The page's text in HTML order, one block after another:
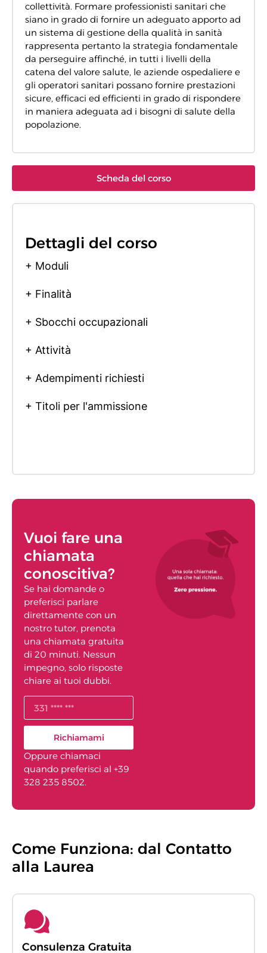
collettività. Formare professionisti sanitari che
siano in grado di fornire un adeguato apporto ad
un sistema di gestione della qualità in sanità
rappresenta pertanto la strategia fondamentale
da perseguire affinché, in tutti i livelli della
catena del valore salute, le aziende ospedaliere e
gli operatori sanitari possano fornire prestazioni
sicure, efficaci ed efficienti in grado di rispondere
in maniera adeguata ad i bisogni di salute della
popolazione.
Scheda del corso
Dettagli del corso
+ Moduli
+ Finalità
+ Sbocchi occupazionali
+ Attività
+ Adempimenti richiesti
+ Titoli per l'ammissione
Vuoi fare una
chiamata
conoscitiva?
Se hai domande o
preferisci parlare
direttamente con un
nostro tutor, prenota
una chiamata gratuita
di 20 minuti. Nessun
impegno, solo risposte
chiare ai tuoi dubbi.
Richiamami
Oppure chiamaci
quando preferisci al +39
328 235 8502.
Come Funziona: dal Contatto
alla Laurea
Consulenza Gratuita